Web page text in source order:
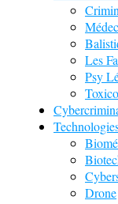
Les
Psy
Drone